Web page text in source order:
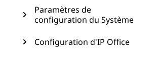
Paramètres de
configuration du Système
Configuration d'IP Office